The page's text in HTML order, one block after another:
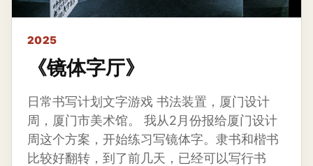
2025
《镜体字厅》
日常书写计划文字游戏 书法装置，厦门设计
周，厦门市美术馆。 我从2月份报给厦门设计
周这个方案，开始练习写镜体字。隶书和楷书
比较好翻转，到了前几天，已经可以写行书